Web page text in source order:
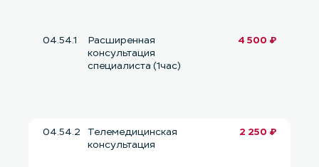
04.54.1
Расширенная
консультация
специалиста (1час)
4 500 ₽
04.54.2
Телемедицинская
консультация
2 250 ₽